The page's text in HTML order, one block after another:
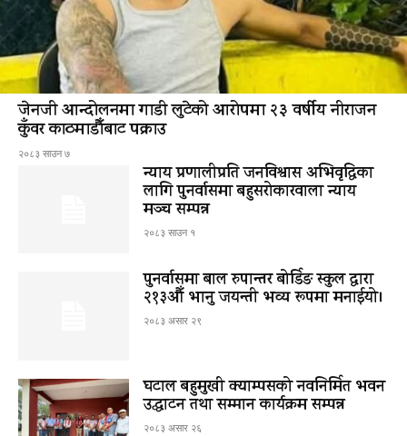
जेनजी आन्दोलनमा गाडी लुटेको आरोपमा २३ वर्षीय नीराजन
कुँवर काठमाडौँबाट पक्राउ
२०८३ साउन ७
न्याय प्रणालीप्रति जनविश्वास अभिवृद्धिका
लागि पुनर्वासमा बहुसरोकारवाला न्याय
मञ्च सम्पन्न
२०८३ साउन १
पुनर्वासमा बाल रुपान्तर बोर्डिङ स्कुल द्धारा
२१३औँ भानु जयन्ती भव्य रूपमा मनाईयो।
२०८३ असार २९
घटाल बहुमुखी क्याम्पसको नवनिर्मित भवन
उद्घाटन तथा सम्मान कार्यक्रम सम्पन्न
२०८३ असार २६